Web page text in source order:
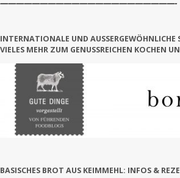
——————————————————————-
INTERNATIONALE UND AUSSERGEWÖHNLICHE
IELES MEHR ZUM GENUSSREICHEN KOCHEN UND
BASISCHES BROT AUS KEIMMEHL: INFOS &